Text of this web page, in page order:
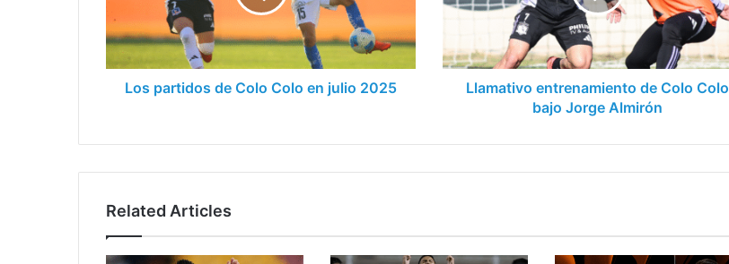
julio
2025
Los partidos de Colo Colo en julio 2025
bajo
Almirón
Llamativo entrenamiento de Colo Colo
bajo Jorge Almirón
Related Articles